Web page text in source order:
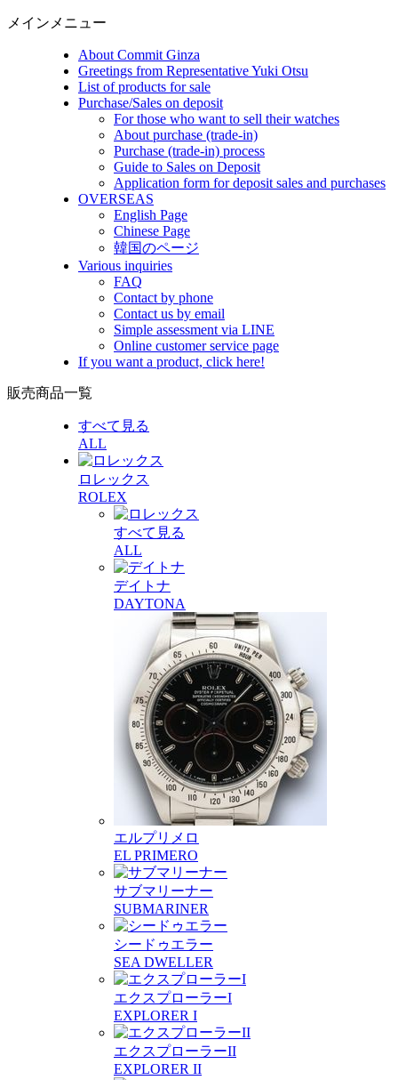
メインメニュー
About Commit Ginza
Greetings from Representative Yuki Otsu
List of products for sale
Purchase/Sales on deposit
For those who want to sell their watches
About purchase (trade-in)
Purchase (trade-in) process
Guide to Sales on Deposit
Application form for deposit sales and purchases
OVERSEAS
English Page
Chinese Page
韓国のページ
Various inquiries
FAQ
Contact by phone
Contact us by email
Simple assessment via LINE
Online customer service page
If you want a product, click here!
販売商品一覧
すべて見る
ALL
ロレックス
ROLEX
すべて見る
ALL
デイトナ
DAYTONA
エルプリメロ
EL PRIMERO
サブマリーナー
SUBMARINER
シードゥエラー
SEA DWELLER
エクスプローラーI
EXPLORER I
エクスプローラーII
EXPLORER II